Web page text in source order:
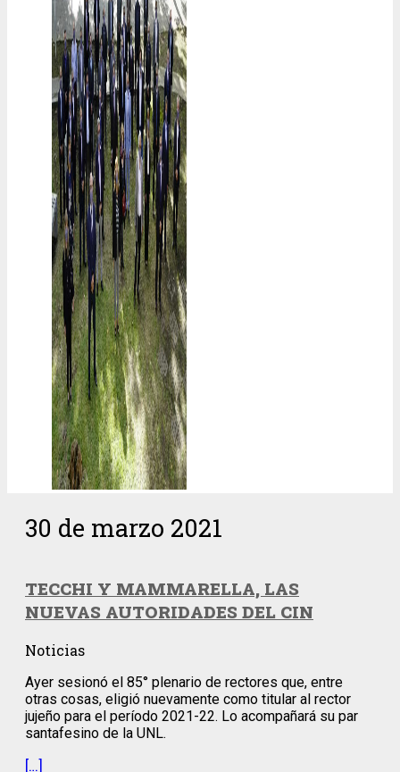
30 de marzo 2021
TECCHI Y MAMMARELLA, LAS
NUEVAS AUTORIDADES DEL CIN
Noticias
Ayer sesionó el 85° plenario de rectores que, entre
otras cosas, eligió nuevamente como titular al rector
jujeño para el período 2021-22. Lo acompañará su par
santafesino de la UNL.
[…]